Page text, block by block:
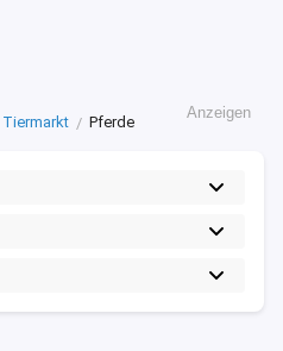
Tiermarkt Pferde
Anzeigen